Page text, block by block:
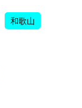
和歌山